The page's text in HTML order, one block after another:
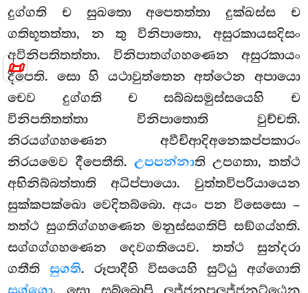
📜
දුග්ගති ච සුඛතො අපෙතත්තා දුක්ඛස්ස ච
ගතිභූතත්තා, න තු විනිපාතො, අසුරකායසදිසං
අවිනිපතිතත්තා. විනිපාතග්ගහණෙන අසුරකායං
දීපෙති. සො හි යථාවුත්තෙන අත්ථෙන අපායො
චෙව දුග්ගති ච සබ්බසමුස්සයෙහි ච
විනිපතිතත්තා විනිපාතොති වුච්චති.
නිරයග්ගහණෙන අවීචිආදිඅනෙකප්පකාරං
නිරයමෙව දීපෙතීති. උපපන්නාති උපගතා, තත්ථ
අභිනිබ්බත්තාති අධිප්පායො. වුත්තවිපරියායෙන
සුක්කපක්ඛො වෙදිතබ්බො. අයං පන විසෙසො –
තත්ථ සුගතිග්ගහණෙන මනුස්සගතිපි සඞ්ගය්හති.
සග්ගග්ගහණෙන දෙවගතියෙව. තත්ථ සුන්දරා
ගතීතිසුගති. රූපාදීහි විසයෙහි සුට්ඨු අග්ගොති